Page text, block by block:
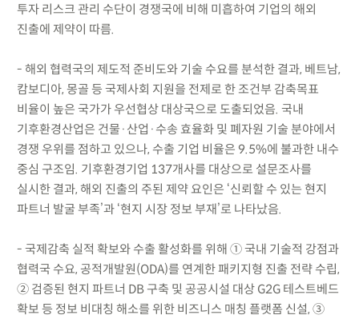
투자 리스크 관리 수단이 경쟁국에 비해 미흡하여 기업의 해외
진출에 제약이 따름.
- 해외 협력국의 제도적 준비도와 기술 수요를 분석한 결과, 베트남,
캄보디아, 몽골 등 국제사회 지원을 전제로 한 조건부 감축목표
비율이 높은 국가가 우선협상 대상국으로 도출되었음. 국내
기후환경산업은 건물·산업·수송 효율화 및 폐자원 기술 분야에서
경쟁 우위를 점하고 있으나, 수출 기업 비율은 9.5%에 불과한 내수
중심 구조임. 기후환경기업 137개사를 대상으로 설문조사를
실시한 결과, 해외 진출의 주된 제약 요인은 ‘신뢰할 수 있는 현지
파트너 발굴 부족’과 ‘현지 시장 정보 부재’로 나타났음.
- 국제감축 실적 확보와 수출 활성화를 위해 ① 국내 기술적 강점과
협력국 수요, 공적개발원(ODA)를 연계한 패키지형 진출 전략 수립,
② 검증된 현지 파트너 DB 구축 및 공공시설 대상 G2G 테스트베드
확보 등 정보 비대칭 해소를 위한 비즈니스 매칭 플랫폼 신설, ③